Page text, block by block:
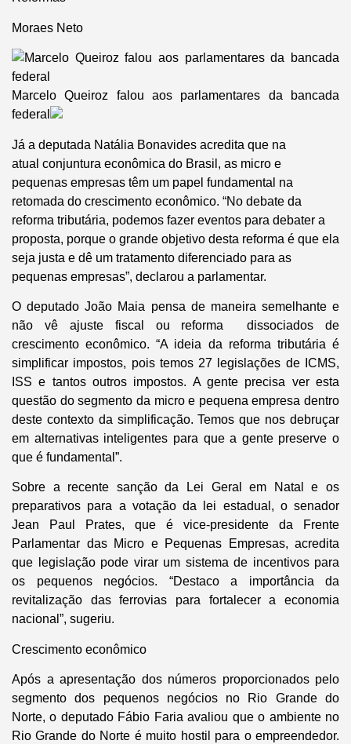
Moraes Neto
Marcelo Queiroz falou aos parlamentares da bancada
federal
Já a deputada Natália Bonavides acredita que na
atual conjuntura econômica do Brasil, as micro e
pequenas empresas têm um papel fundamental na
retomada do crescimento econômico. “No debate da
reforma tributária, podemos fazer eventos para debater a
proposta, porque o grande objetivo desta reforma é que ela
seja justa e dê um tratamento diferenciado para as
pequenas empresas”, declarou a parlamentar.
O deputado João Maia pensa de maneira semelhante e
não vê ajuste fiscal ou reforma dissociados de
crescimento econômico. “A ideia da reforma tributária é
simplificar impostos, pois temos 27 legislações de ICMS,
ISS e tantos outros impostos. A gente precisa ver esta
questão do segmento da micro e pequena empresa dentro
deste contexto da simplificação. Temos que nos debruçar
em alternativas inteligentes para que a gente preserve o
que é fundamental”.
Sobre a recente sanção da Lei Geral em Natal e os
preparativos para a votação da lei estadual, o senador
Jean Paul Prates, que é vice-presidente da Frente
Parlamentar das Micro e Pequenas Empresas, acredita
que legislação pode virar um sistema de incentivos para
os pequenos negócios. “Destaco a importância da
revitalização das ferrovias para fortalecer a economia
nacional”, sugeriu.
Crescimento econômico
Após a apresentação dos números proporcionados pelo
segmento dos pequenos negócios no Rio Grande do
Norte, o deputado Fábio Faria avaliou que o ambiente no
Rio Grande do Norte é muito hostil para o empreendedor.